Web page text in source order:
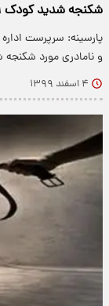
شکنجه شدید کودک ۹ ساله از سوی پدر و نامادری
و نامادری مورد
۴ اسفند ۱۳۹۹